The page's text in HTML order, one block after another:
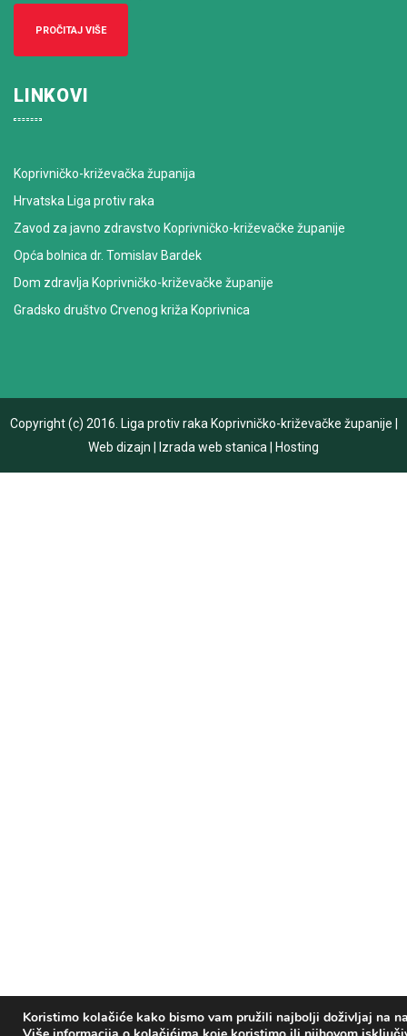
Koristimo kolačiće kako bismo vam pružili najbolji doživljaj na
PROČITAJ VIŠE
LINKOVI
Koprivničko-križevačka županija
Hrvatska Liga protiv raka
Zavod za javno zdravstvo Koprivničko-križevačke županije
Opća bolnica dr. Tomislav Bardek
Dom zdravlja Koprivničko-križevačke županije
Gradsko društvo Crvenog križa Koprivnica
Copyright (c) 2016. Liga protiv raka Koprivničko-križevačke županije
Web dizajn
Izrada web stanica Hosting